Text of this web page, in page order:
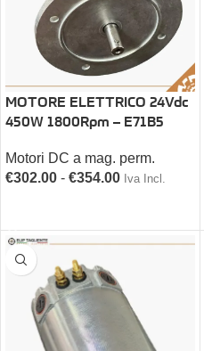
MOTORE ELETTRICO 24Vdc
450W 1800Rpm – E71B5
Motori DC a mag. perm.
€302.00 - €354.00 Iva Incl.